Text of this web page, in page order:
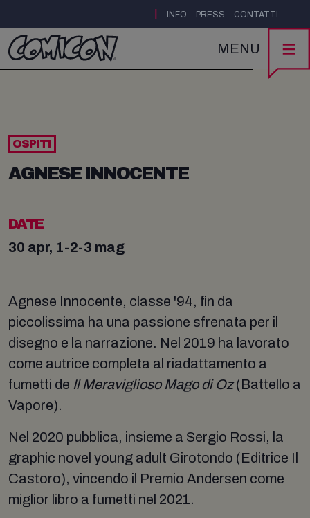
INFO PRESS CONTATTI
MENU
OSPITI
AGNESE INNOCENTE
DATE
30 apr, 1-2-3 mag
Agnese Innocente, classe '94, fin da
piccolissima ha una passione sfrenata per il
disegno e la narrazione. Nel 2019 ha lavorato
come autrice completa al riadattamento a
fumetti de Il Meraviglioso Mago di Oz(Battello a
Vapore).
Nel 2020 pubblica, insieme a Sergio Rossi, la
graphic novel young adult Girotondo (Editrice Il
Castoro), vincendo il Premio Andersen come
miglior libro a fumetti nel 2021.